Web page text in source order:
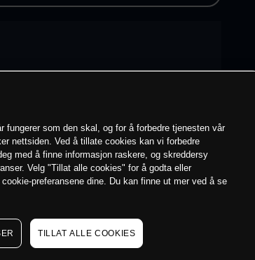
som den skal, og for å forbedre tjenesten vår
nettsiden. Ved å tillate cookies kan vi forbedre
med å finne informasjon raskere, og skreddersy
Velg "Tillat alle cookies" for å godta eller
preferansene dine. Du kan finne ut mer ved å se
TILLAT ALLE COOKIES